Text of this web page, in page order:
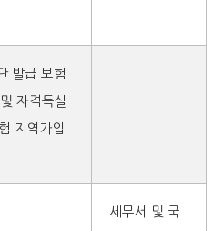
발급 보험
자격득실
지역가입
세무서 및 국